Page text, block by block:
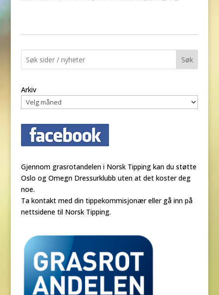
Søk
Arkiv
Gjennom grasrotandelen i Norsk Tipping kan du støtte
Oslo og Omegn Dressurklubb uten at det koster deg
noe.
Ta kontakt med din tippekommisjonær eller gå inn på
nettsidene til Norsk Tipping.